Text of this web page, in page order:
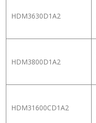
HDM3630D1A2
HDM3800D1A2
HDM31600CD1A2